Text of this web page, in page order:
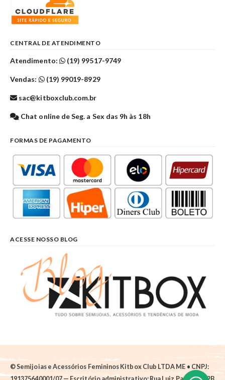
CENTRAL DE ATENDIMENTO
Atendimento: (19) 99517-9749
Vendas: (19) 99019-8929
sac@kitboxclub.com.br
Chat online de Seg. a Sex das 9h às 18h
FORMAS DE PAGAMENTO
ACESSE NOSSO BLOG
© Semijoias e Acessórios Femininos Kitbox Club LTDA ME • CNPJ: